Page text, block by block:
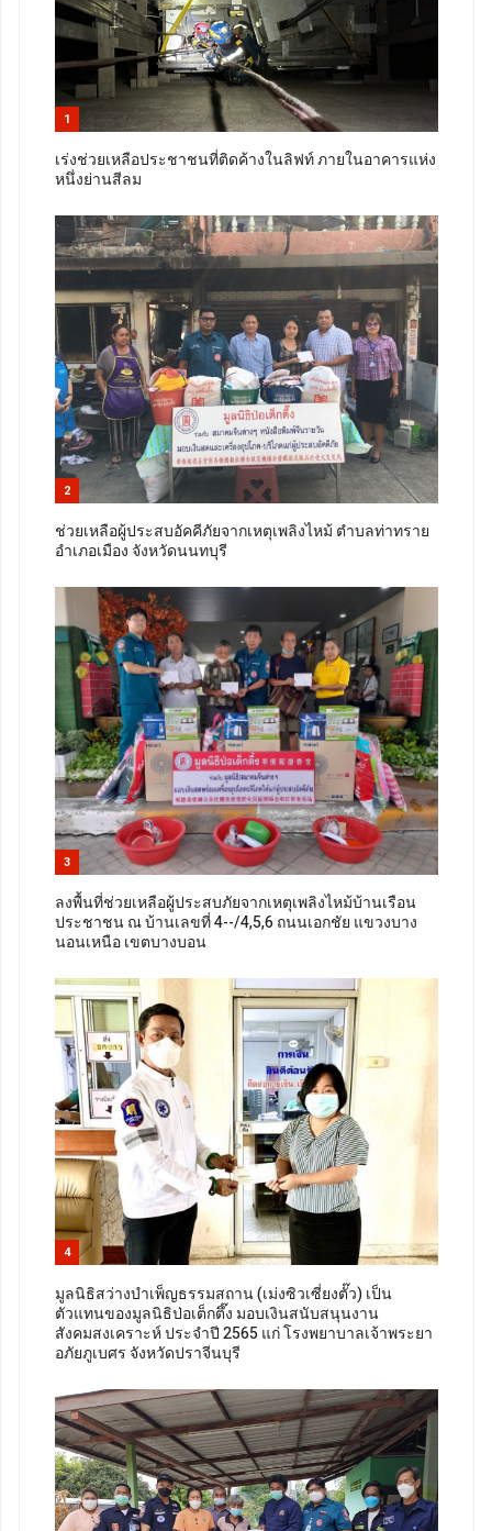
1
เร่งช่วยเหลือประชาชนที่ติดค้างในลิฟท์ ภายในอาคารแห่ง
หนึ่งย่านสีลม
2
ช่วยเหลือผู้ประสบอัคคีภัยจากเหตุเพลิงไหม้ ตำบลท่าทราย
อำเภอเมือง จังหวัดนนทบุรี
3
ลงพื้นที่ช่วยเหลือผู้ประสบภัยจากเหตุเพลิงไหม้บ้านเรือน
ประชาชน ณ บ้านเลขที่ 4--/4,5,6 ถนนเอกชัย แขวงบาง
นอนเหนือ เขตบางบอน
4
มูลนิธิสว่างบำเพ็ญธรรมสถาน (เม่งซิวเซี่ยงตั๊ว) เป็น
ตัวแทนของมูลนิธิป่อเต็กตึ๊ง มอบเงินสนับสนุนงาน
สังคมสงเคราะห์ ประจำปี 2565 แก่ โรงพยาบาลเจ้าพระยา
อภัยภูเบศร จังหวัดปราจีนบุรี